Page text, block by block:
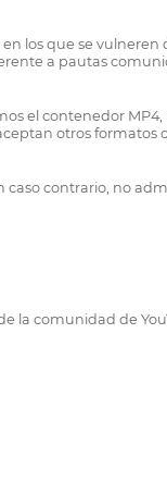
los que se vulneren
a pautas
el contenedor
otros formatos
contrario, no
la comunidad de